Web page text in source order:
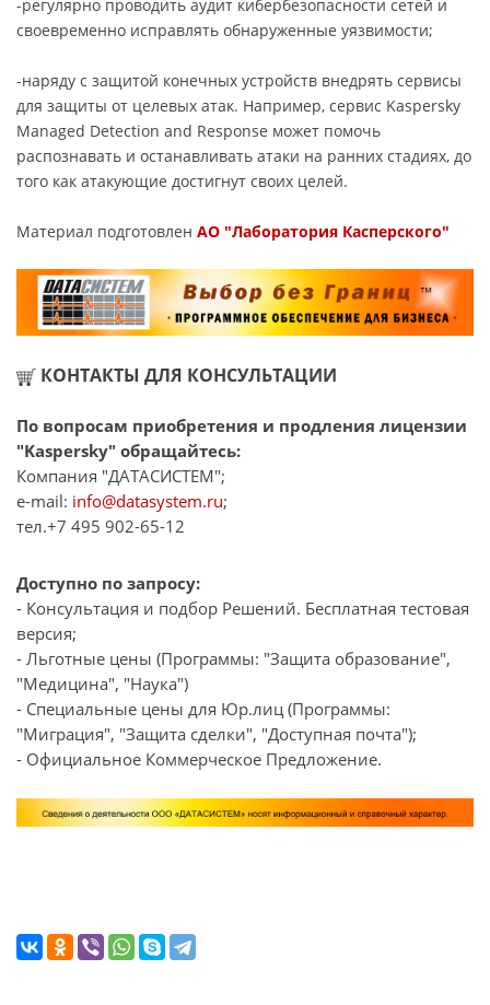
-регулярно проводить аудит кибербезопасности сетей и
своевременно исправлять обнаруженные уязвимости;
-наряду с защитой конечных устройств внедрять сервисы
для защиты от целевых атак. Например, сервис Kaspersky
Managed Detection and Response может помочь
распознавать и останавливать атаки на ранних стадиях, до
того как атакующие достигнут своих целей.
Материал подготовлен АО "Лаборатория Касперского"
КОНТАКТЫ ДЛЯ КОНСУЛЬТАЦИИ
По вопросам приобретения и продления лицензии
"Kaspersky" обращайтесь:
Компания "ДАТАСИСТЕМ";
e-mail: info@datasystem.ru;
тел.+7 495 902-65-12
Доступно по запросу:
- Консультация и подбор Решений. Бесплатная тестовая
версия;
- Льготные цены (Программы: "Защита образование",
"Медицина", "Наука")
- Специальные цены для Юр.лиц (Программы:
"Миграция", "Защита сделки", "Доступная почта");
- Официальное Коммерческое Предложение.